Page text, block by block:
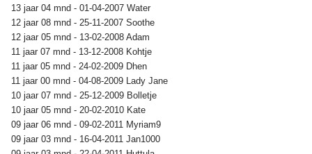
13 jaar 04 mnd - 01-04-2007 Water
12 jaar 08 mnd - 25-11-2007 Soothe
12 jaar 05 mnd - 13-02-2008 Adam
11 jaar 07 mnd - 13-12-2008 Kohtje
11 jaar 05 mnd - 24-02-2009 Dhen
11 jaar 00 mnd - 04-08-2009 Lady Jane
10 jaar 07 mnd - 25-12-2009 Bolletje
10 jaar 05 mnd - 20-02-2010 Kate
09 jaar 06 mnd - 09-02-2011 Myriam9
09 jaar 03 mnd - 16-04-2011 Jan1000